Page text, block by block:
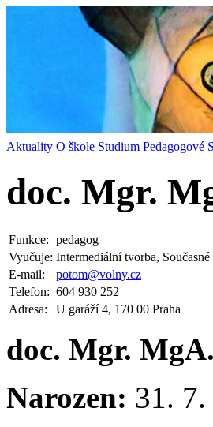
Aktuality O škole Studium Pedagogové
doc. Mgr.
Funkce: pedagog
Vyučuje: Intermediální tvorba,
E-mail:
potom@volny.cz
Telefon: 604 930 252
Adresa:
U garáží 4, 170 00 Praha
doc. Mgr.
Narozen: 31.